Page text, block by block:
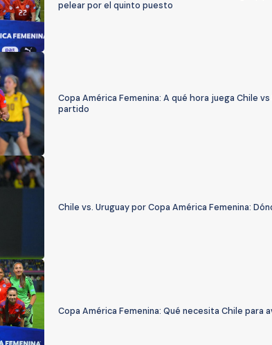
pelear por el quinto puesto
Copa América Femenina: A qué hora juega Chile
partido
Chile vs. Uruguay por Copa América Femenina:
Copa América Femenina: Qué necesita Chile para